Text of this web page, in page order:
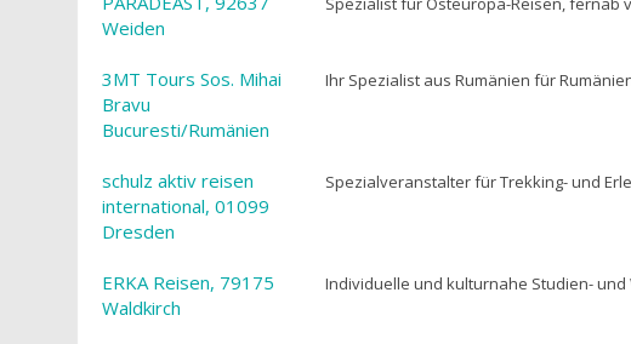
Weiden
3MT Tours Sos. Mihai
Bravu
Bucuresti/Rumänien
Ihr Spezialist aus Rumänien für
schulz aktiv reisen
international, 01099
Dresden
Spezialveranstalter für Trekking- und
ERKA Reisen, 79175
Waldkirch
Individuelle und kulturnahe Studien-